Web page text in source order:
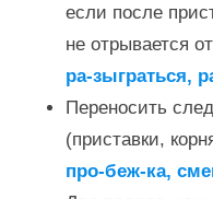
если после
не отрывается
ра-зыграться,
Переносить
(приставки,
про-беж-ка,